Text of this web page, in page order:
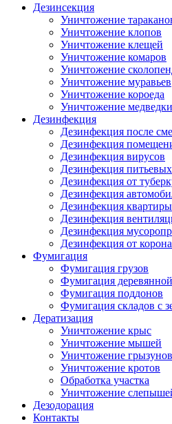
Дезинсекция
Уничтожение
Уничтожение клопов
Уничтожение клещей
Уничтожение комаров
Уничтожение
Уничтожение муравьев
Уничтожение короеда
Уничтожение медведки
Дезинфекция
Дезинфекция после
Дезинфекция
Дезинфекция вирусов
Дезинфекция питьевых
Дезинфекция от
Дезинфекция
Дезинфекция квартиры
Дезинфекция
Дезинфекция
Дезинфекция от
Фумигация
Фумигация грузов
Фумигация
Фумигация поддонов
Фумигация складов с
Дератизация
Уничтожение крыс
Уничтожение мышей
Уничтожение грызунов
Уничтожение кротов
Обработка участка
Уничтожение
Дезодорация
Контакты